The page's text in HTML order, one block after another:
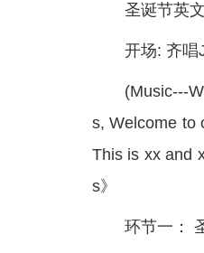
圣诞节英
开场: 齐唱
(Music---
s, Welcome to
This is xx and
s》
环节一：